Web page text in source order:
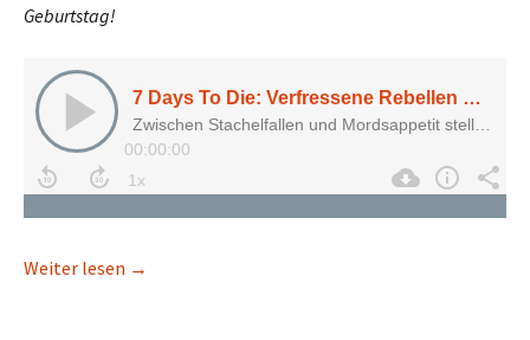
Geburtstag!
Weiter lesen 7 Days To Die: Verfressene Rebellen gegen die
→